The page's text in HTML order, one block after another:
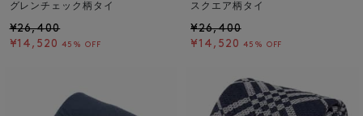
グレンチェック柄タイ
¥26,400
¥14,520 45% OFF
スクエア柄タイ
¥26,400
¥14,520 45% OFF